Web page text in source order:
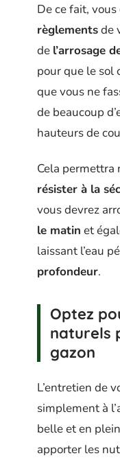
De ce fait,
règlementsde
de l’arrosage
pour que le sol
que vous ne
de beaucoup
hauteurs de
Cela permettra
résister à la
vous devrez
le matin et
laissant l’eau
profondeur.
Optez
naturels
gazon
L’entretien de
simplement à
belle et en
apporter les